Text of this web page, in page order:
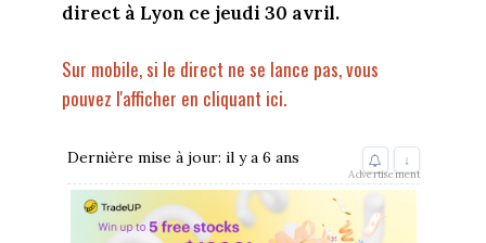
direct à Lyon ce jeudi 30 avril.
Sur mobile, si le direct ne se lance pas, vous
pouvez l'afficher en cliquant ici.
Dernière mise à jour: il y a 6 ans ↓
Advertisement